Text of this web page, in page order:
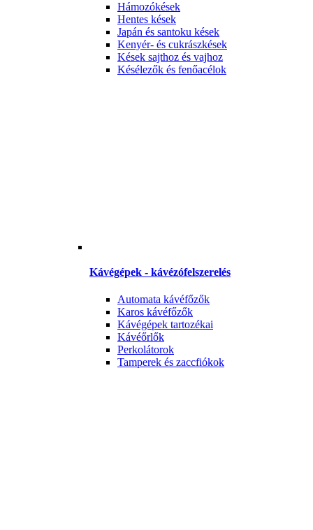
Hámozókések
Hentes kések
Japán és santoku kések
Kenyér- és cukrászkések
Kések sajthoz és vajhoz
Késélezők és fenőacélok
Kávégépek - kávézófelszerelés
Automata kávéfőzők
Karos kávéfőzők
Kávégépek tartozékai
Kávéőrlők
Perkolátorok
Tamperek és zaccfiókok